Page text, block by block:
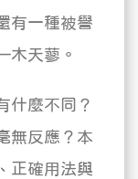
有一種被譽
天蓼。
什麼不同？
無反應？本
正確用法與